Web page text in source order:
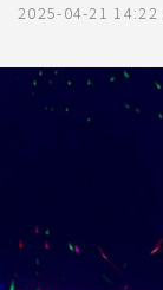
2025-04-21 14:22